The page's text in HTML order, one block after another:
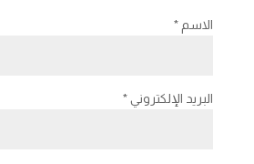
الاسم *
البريد الإلكتروني*